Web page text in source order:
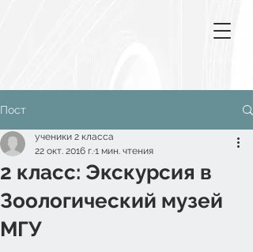
Пост
2 класс: Экскурсия в
Зоологический музей
МГУ
ученики 2 класса
22 окт. 2016 г.1 мин. чтения